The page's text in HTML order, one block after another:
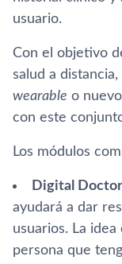
usuario.
Con el objetivo
salud a
wearable o
con este
Los módulos
Digital
ayudará a dar
usuarios. La
persona que